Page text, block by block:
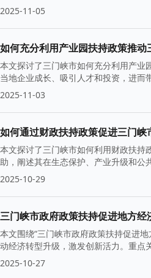
2025-11-05
如何充分利用产业园扶持政策推动
本文探讨了三门峡市如何充分利用产业
当地企业成长、吸引人才和投资，进
2025-11-03
如何通过财政扶持政策促进三门峡
本文探讨了三门峡市如何利用财政扶持
助，阐述其在生态保护、产业升级和公
2025-10-29
三门峡市政府政策扶持促进地方经
本文围绕“三门峡市政府政策扶持促进
动经济转型升级，激发创新活力。重点
2025-10-27